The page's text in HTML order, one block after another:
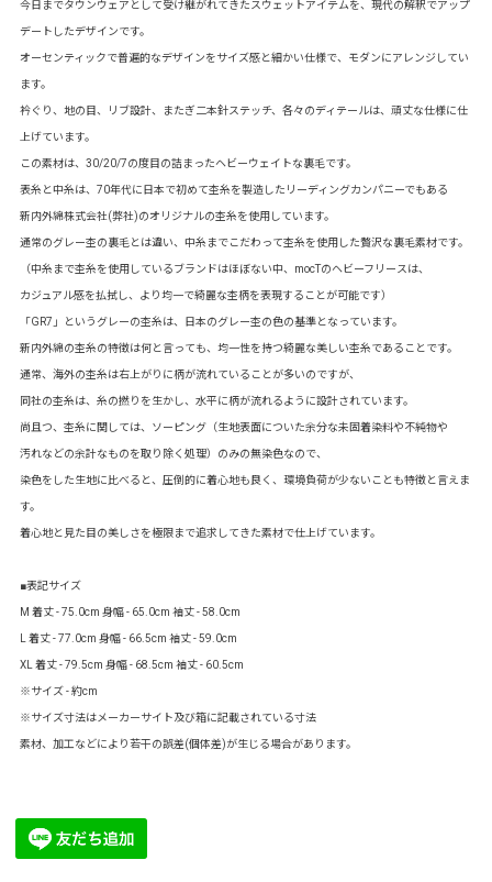
WHITE S
今日までタウンウェアとして受け継がれてきたスウェットアイテムを、現代の解釈でアップ
デートしたデザインです。
オーセンティックで普遍的なデザインをサイズ感と細かい仕様で、モダンにアレンジしてい
ます。
衿ぐり、地の目、リブ設計、またぎ二本針ステッチ、各々のディテールは、頑丈な仕様に仕
上げています。
この素材は、30/20/7の度目の詰まったヘビーウェイトな裏毛です。
表糸と中糸は、70年代に日本で初めて杢糸を製造したリーディングカンパニーでもある
新内外綿株式会社(弊社)のオリジナルの杢糸を使用しています。
通常のグレー杢の裏毛とは違い、中糸までこだわって杢糸を使用した贅沢な裏毛素材です。
（中糸まで杢糸を使用しているブランドはほぼない中、mocTのヘビーフリースは、
カジュアル感を払拭し、より均一で綺麗な杢柄を表現することが可能です）
「GR7」というグレーの杢糸は、日本のグレー杢の色の基準となっています。
新内外綿の杢糸の特徴は何と言っても、均一性を持つ綺麗な美しい杢糸であることです。
通常、海外の杢糸は右上がりに柄が流れていることが多いのですが、
同社の杢糸は、糸の撚りを生かし、水平に柄が流れるように設計されています。
尚且つ、杢糸に関しては、ソーピング（生地表面についた余分な未固着染料や不純物や
汚れなどの余計なものを取り除く処理）のみの無染色なので、
染色をした生地に比べると、圧倒的に着心地も良く、環境負荷が少ないことも特徴と言えま
す。
着心地と見た目の美しさを極限まで追求してきた素材で仕上げています。
■表記サイズ
M 着丈 - 75.0cm 身幅 - 65.0cm 袖丈 - 58.0cm
L 着丈 - 77.0cm 身幅 - 66.5cm 袖丈 - 59.0cm
XL 着丈 - 79.5cm 身幅 - 68.5cm 袖丈 - 60.5cm
※サイズ - 約cm
※サイズ寸法はメーカーサイト及び箱に記載されている寸法
素材、加工などにより若干の誤差(個体差)が生じる場合があります。